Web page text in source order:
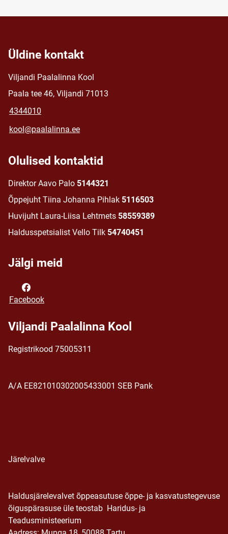
Üldine kontakt
Viljandi Paalalinna Kool
Paala tee 46, Viljandi 71013
4344010
kool@paalalinna.ee
Olulised kontaktid
Direktor Aavo Palo 5144321
Õppejuht Tiina Johanna Pihlak 5116503
Huvijuht Laura-Liisa Lehtmets 58559389
Haldusspetsialist Vello Tilk 54740451
Jälgi meid
Facebook
Viljandi Paalalinna Kool
Registrikood 75005311
A/A EE821010302005433001 SEB Pank
Järelvalve
Haldusjärelevalvet õppeasutuse õppe- ja kasvatustegevuse
õiguspärasuse üle teostab Haridus- ja
Teadusministeerium